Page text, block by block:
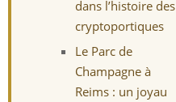
dans l’histoire des
cryptoportiques
Le Parc de
Champagne à
Reims : un joyau